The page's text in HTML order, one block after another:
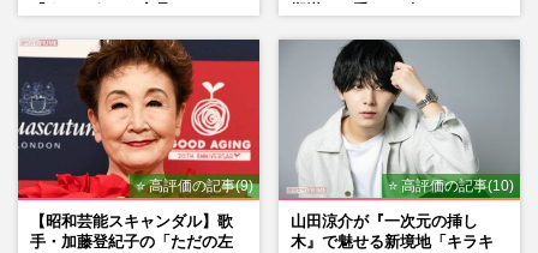
⭐ 高評価の記事(9)
【昭和芸能スキャンダル】歌
手・加藤登紀子の「ただの左
⭐ 高評価の記事(10)
山田涼介が『一次元の挿し
木』で魅せる新境地「キラキ